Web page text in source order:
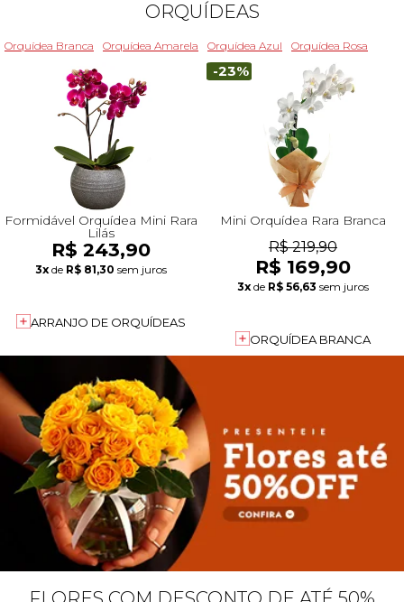
ORQUÍDEAS
Orquídea Branca Orquídea Amarela Orquídea Azul Orquídea Rosa
Formidável Orquídea Mini Rara
Lilás
R$ 243,90
3x de R$ 81,30 sem juros
ARRANJO DE ORQUÍDEAS
-23%
Mini Orquídea Rara Branca
R$ 219,90
R$ 169,90
3x de R$ 56,63 sem juros
ORQUÍDEA BRANCA